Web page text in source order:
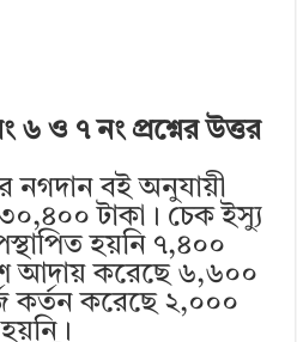
ও ৭ নং প্রশ্নের উত্তর
নগদান বই অনুযায়ী
টাকা। চেক ইস্যু
হয়নি ৭,৪০০
আদায় করেছে ৬,৬০০
কর্তন করেছে ২,০০০